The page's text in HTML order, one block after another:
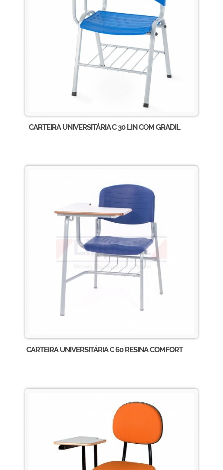
CARTEIRA UNIVERSITÁRIA C 30 LIN COM GRADIL
CARTEIRA UNIVERSITÁRIA C 60 RESINA COMFORT